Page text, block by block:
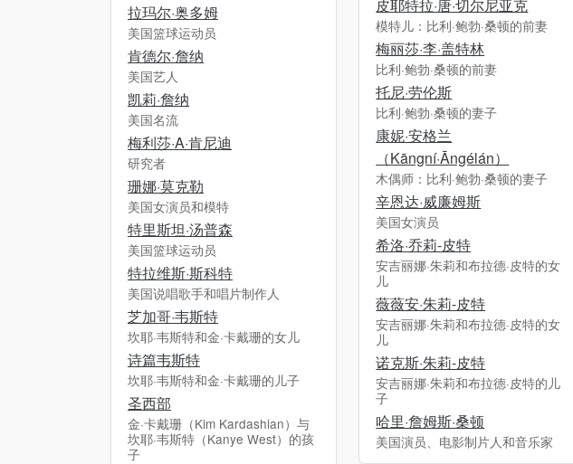
拉玛尔·奥多姆
美国篮球运动员
肯德尔·詹纳
美国艺人
凯莉·詹纳
美国名流
梅利莎·A·肯尼迪
研究者
珊娜·莫克勒
美国女演员和模特
特里斯坦·汤普森
美国篮球运动员
特拉维斯·斯科特
美国说唱歌手和唱片制作人
芝加哥·韦斯特
坎耶·韦斯特和金·卡戴珊的女儿
诗篇韦斯特
坎耶·韦斯特和金·卡戴珊的儿子
圣西部
金·卡戴珊（Kim Kardashian）与
坎耶·韦斯特（Kanye West）的孩
子
皮耶特拉·唐·切尔尼亚克
模特儿：比利·鲍勃·桑顿的前妻
梅丽莎·李·盖特林
比利·鲍勃·桑顿的前妻
托尼·劳伦斯
比利·鲍勃·桑顿的妻子
康妮·安格兰
（Kāngní·Āngélán）
木偶师：比利·鲍勃·桑顿的妻子
辛恩达·威廉姆斯
美国女演员
希洛·乔莉-皮特
安吉丽娜·朱莉和布拉德·皮特的女
儿
薇薇安·朱莉-皮特
安吉丽娜·朱莉和布拉德·皮特的女
儿
诺克斯·朱莉-皮特
安吉丽娜·朱莉和布拉德·皮特的儿
子
哈里·詹姆斯·桑顿
美国演员、电影制片人和音乐家